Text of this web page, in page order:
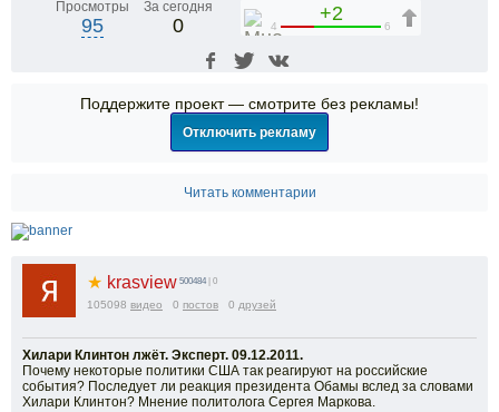
Просмотры
95
За сегодня
0
+2
4 6
Поддержите проект — смотрите без рекламы!
Отключить рекламу
Читать комментарии
★ krasview 500484 | 0
105098 видео 0 постов 0 друзей
Хилари Клинтон лжёт. Эксперт. 09.12.2011.
Почему некоторые политики США так реагируют на российские
события? Последует ли реакция президента Обамы вслед за словами
Хилари Клинтон? Мнение политолога Сергея Маркова.